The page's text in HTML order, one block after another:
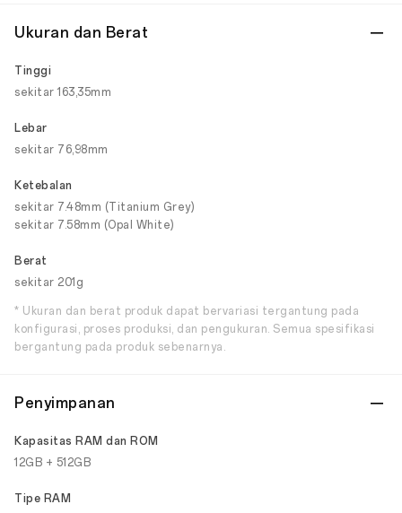
Ukuran dan Berat
Tinggi
sekitar 163,35mm
Lebar
sekitar 76,98mm
Ketebalan
sekitar 7.48mm (Titanium Grey)
sekitar 7.58mm (Opal White)
Berat
sekitar 201g
* Ukuran dan berat produk dapat bervariasi tergantung pada
konfigurasi, proses produksi, dan pengukuran. Semua spesifikasi
bergantung pada produk sebenarnya.
Penyimpanan
Kapasitas RAM dan ROM
12GB + 512GB
Tipe RAM